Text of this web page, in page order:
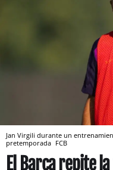
Jan Virgili durante un
pretemporada FCB
El Barça repite